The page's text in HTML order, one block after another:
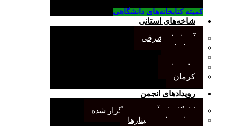
کمیته کتابخانه‌های دانشگاهی
شاخه‌های استانی
آذربایجان شرقی
خراسان
مازندران
کرمان
رویدادهای انجمن
کارگاههای آموزشی برگزار شده
همایش‌ها و سمینارها